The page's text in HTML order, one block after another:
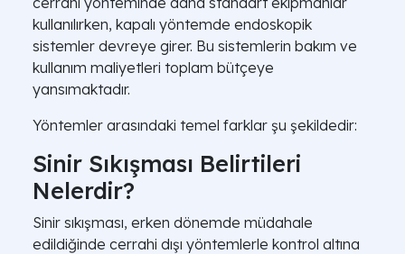
kullanılırken, kapalı yöntemde endoskopik
sistemler devreye girer. Bu sistemlerin bakım ve
kullanım maliyetleri toplam bütçeye
yansımaktadır.
Yöntemler arasındaki temel farklar şu şekildedir:
Sinir Sıkışması Belirtileri
Nelerdir?
Sinir sıkışması, erken dönemde müdahale
edildiğinde cerrahi dışı yöntemlerle kontrol altına